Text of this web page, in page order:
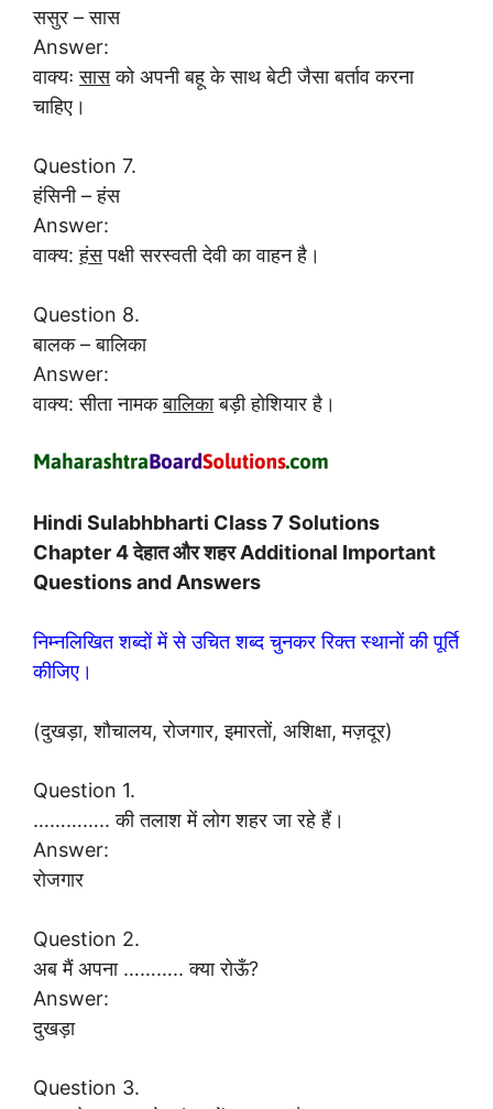
ससुर – सास
Answer:
वाक्यःसासको अपनी बहू के साथ बेटी जैसा बर्ताव करना
चाहिए।
Question 7.
हंसिनी – हंस
Answer:
वाक्य:हंसपक्षी सरस्वती देवी का वाहन है।
Question 8.
बालक – बालिका
Answer:
वाक्य: सीता नामकबालिकाबड़ी होशियार है।
Hindi Sulabhbharti Class 7 Solutions
Chapter 4 देहात और शहर Additional Important
Questions and Answers
निम्नलिखित शब्दों में से उचित शब्द चुनकर रिक्त स्थानों की पूर्ति
कीजिए।
(दुखड़ा, शौचालय, रोजगार, इमारतों, अशिक्षा, मज़दूर)
Question 1.
………….. की तलाश में लोग शहर जा रहे हैं।
Answer:
रोजगार
Question 2.
अब मैं अपना ……….. क्या रोऊँ?
Answer:
दुखड़ा
Question 3.